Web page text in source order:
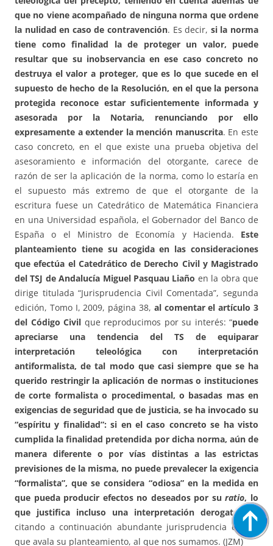
que no viene acompañado de ninguna norma que ordene
la nulidad en caso de contravención. Es decir, si la norma
tiene como finalidad la de proteger un valor, puede
resultar que su inobservancia en ese caso concreto no
destruya el valor a proteger, que es lo que sucede en el
supuesto de hecho de la Resolución, en el que la persona
protegida reconoce estar suficientemente informada y
asesorada por la Notaria, renunciando por ello
expresamente a extender la mención manuscrita. En este
caso concreto, en el que existe una prueba objetiva del
asesoramiento e información del otorgante, carece de
razón de ser la aplicación de la norma, como lo estaría en
el supuesto más extremo de que el otorgante de la
escritura fuese un Catedrático de Matemática Financiera
en una Universidad española, el Gobernador del Banco de
España o el Ministro de Economía y Hacienda. Este
planteamiento tiene su acogida en las consideraciones
que efectúa el Catedrático de Derecho Civil y Magistrado
del TSJ de Andalucía Miguel Pasquau Liaño en la obra que
dirige titulada “Jurisprudencia Civil Comentada”, segunda
edición, Tomo I, 2009, página 38, al comentar el artículo 3
del Código Civil que reproducimos por su interés: “puede
apreciarse una tendencia del TS de equiparar
interpretación teleológica con interpretación
antiformalista, de tal modo que casi siempre que se ha
querido restringir la aplicación de normas o instituciones
de corte formalista o procedimental, o basadas mas en
exigencias de seguridad que de justicia, se ha invocado su
“espíritu y finalidad”: si en el caso concreto se ha visto
cumplida la finalidad pretendida por dicha norma, aún de
manera diferente o por vías distintas a las estrictas
previsiones de la misma, no puede prevalecer la exigencia
“formalista”, que se considera “odiosa” en la medida en
que pueda producir efectos no deseados por suratio, lo
que justifica incluso una interpretación derogatoria.”;
citando a continuación abundante jurisprudencia del TS
que avala su planteamiento, al que nos sumamos. (JZM)